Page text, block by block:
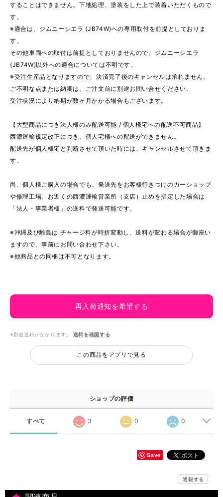
することはできません。下地処理、塗装をした上で装着いただくもので
す。
※適合は、ジムニーシエラ (JB74W)への専用取付を前提としておりま
す。
その他車両への取付は前提としておりませんので、ジムニーシエラ
(JB74W)以外への適合については不明です。
※受注生産品となりますので、決済完了後のキャンセルは承れません。
ご不明な点または納期は、ご注文前に別途お問い合せください。
受注状況により納期が数ヶ月かかる場合もございます。
【大型商品につき法人様のみ配送可能 / 個人様宅への配送不可商品】
西濃運輸規定改正につき、個人宅様への配送ができません。
配送先が個人様宅と判断させて頂いた時には、キャンセルさせて頂きま
す。
尚、個人様ご購入の場合でも、発送先をお客様行きつけのカーショップ
や修理工場、お近くの西濃運輸営業所（支店）止めを指定した場合は
「法人・事業者様」の送料で発送可能です。
※沖縄及び離島は チャージ料が時折変動し、送料が変わる場合が御座い
ますので、事前にお問い合わせ下さい。
※他商品との同梱は不可となります。
再入荷通知を希望する
※別途送料がかかります。 送料を確認する
この商品をアプリで見る
ショップの評価
すべて 3 0 0
Save
通報する